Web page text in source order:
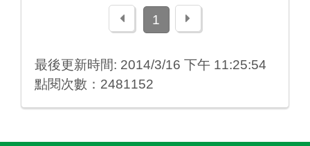
上一頁1 下一頁
最後更新時間: 2014/3/16 下午 11:25:54
點閱次數：2481152